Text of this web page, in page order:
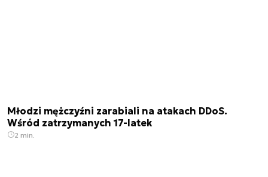
Młodzi mężczyźni zarabiali na atakach DDoS.
Wśród zatrzymanych 17-latek
2 min.